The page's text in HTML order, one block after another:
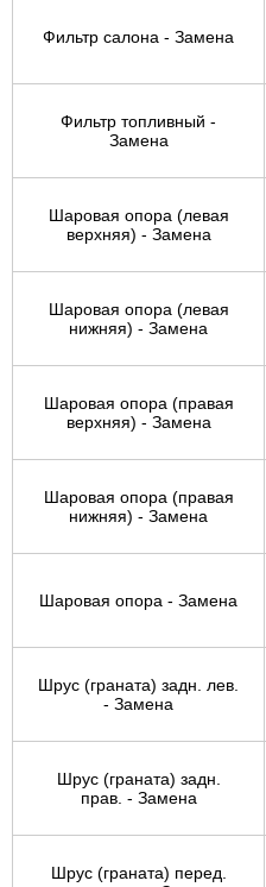
Фильтр салона - Замена
Фильтр топливный -
Замена
Шаровая опора (левая
верхняя) - Замена
Шаровая опора (левая
нижняя) - Замена
Шаровая опора (правая
верхняя) - Замена
Шаровая опора (правая
нижняя) - Замена
Шаровая опора - Замена
Шрус (граната) задн. лев.
- Замена
Шрус (граната) задн.
прав. - Замена
Шрус (граната) перед.